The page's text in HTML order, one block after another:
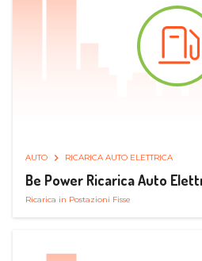
AUTO RICARICA AUTO ELETTRICA
Be Power Ricarica Auto
Ricarica in Postazioni Fisse